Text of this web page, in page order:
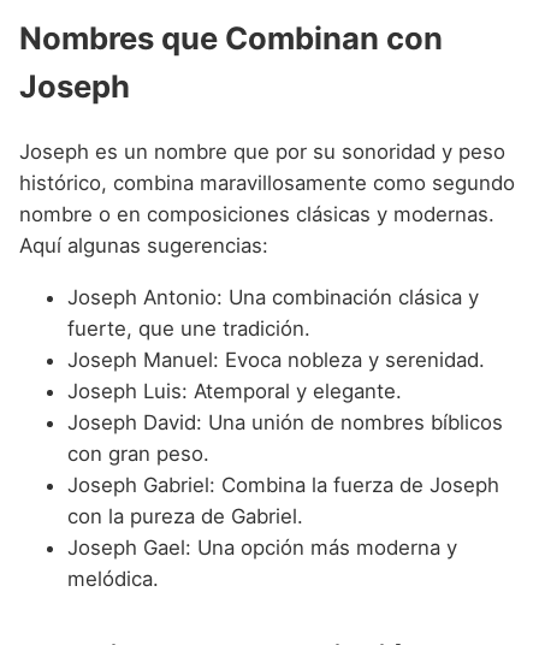
Nombres que Combinan con
Joseph
Joseph es un nombre que por su sonoridad y peso
histórico, combina maravillosamente como segundo
nombre o en composiciones clásicas y modernas.
Aquí algunas sugerencias:
Joseph Antonio: Una combinación clásica y
fuerte, que une tradición.
Joseph Manuel: Evoca nobleza y serenidad.
Joseph Luis: Atemporal y elegante.
Joseph David: Una unión de nombres bíblicos
con gran peso.
Joseph Gabriel: Combina la fuerza de Joseph
con la pureza de Gabriel.
Joseph Gael: Una opción más moderna y
melódica.